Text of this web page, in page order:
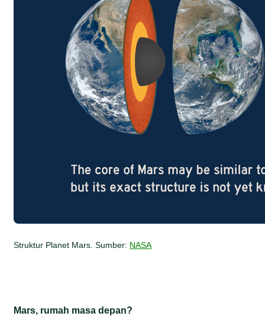
Struktur Planet Mars. Sumber: NASA
Mars, rumah masa depan?